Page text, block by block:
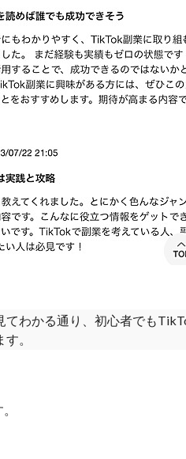
てわかる通り、初心者でも
。